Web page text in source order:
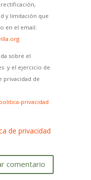
y limitación que
en el email:
sobre el
y el ejercicio de
privacidad de
privacidad
de privacidad
comentario